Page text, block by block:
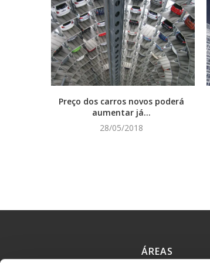
Preço dos carros novos poderá
aumentar já...
28/05/2018
ÁREAS